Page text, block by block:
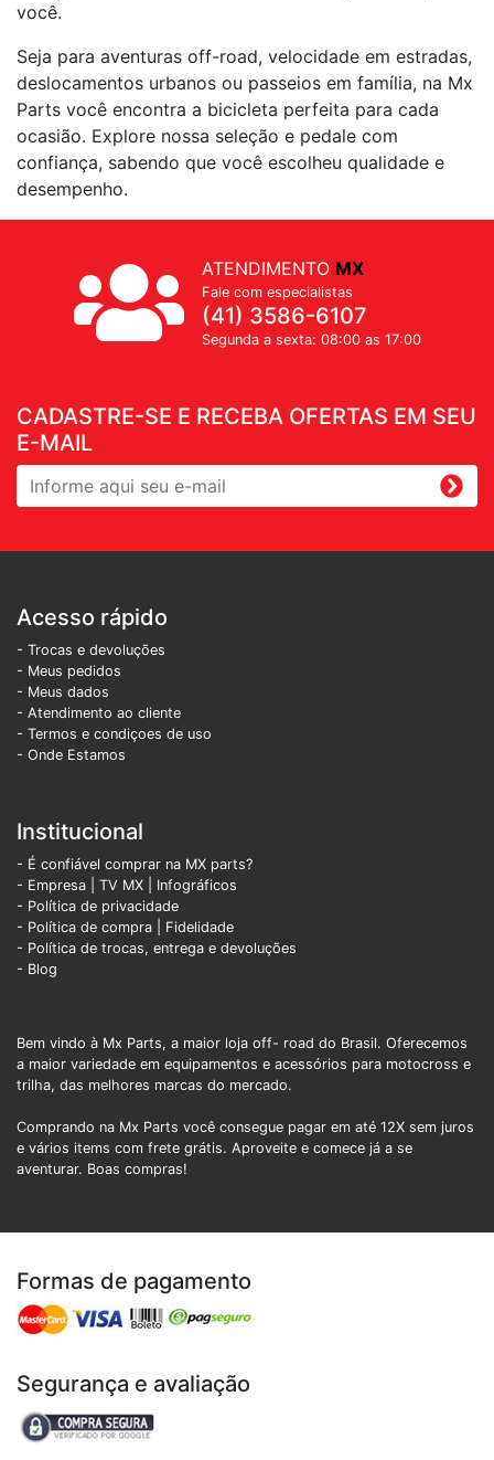
você.
Seja para aventuras off-road, velocidade em estradas,
deslocamentos urbanos ou passeios em família, na Mx
Parts você encontra a bicicleta perfeita para cada
ocasião. Explore nossa seleção e pedale com
confiança, sabendo que você escolheu qualidade e
desempenho.
CADASTRE-SE E RECEBA OFERTAS EM SEU
E-MAIL
ATENDIMENTO MX
Fale com especialistas
(41) 3586-6107
Segunda a sexta: 08:00 as 17:00
Acesso rápido
- Trocas e devoluções
- Meus pedidos
- Meus dados
- Atendimento ao cliente
- Termos e condiçoes de uso
- Onde Estamos
Institucional
- É confiável comprar na MX parts?
- Empresa
TV MX
Infográficos
- Política de privacidade
- Política de compra | Fidelidade
- Política de trocas, entrega e devoluções
- Blog
Bem vindo à Mx Parts, a maior loja off- road do Brasil. Oferecemos
a maior variedade em equipamentos e acessórios para motocross e
trilha, das melhores marcas do mercado.
Comprando na Mx Parts você consegue pagar em até 12X sem juros
e vários items com frete grátis. Aproveite e comece já a se
aventurar. Boas compras!
Formas de pagamento
Segurança e avaliação